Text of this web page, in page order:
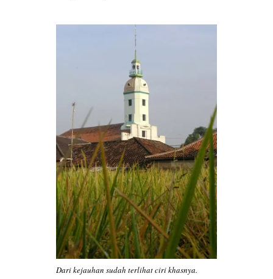
Dari kejauhan sudah terlihat ciri khasnya.